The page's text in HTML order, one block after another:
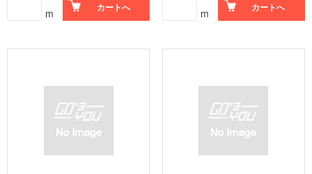
m カートへ m カートへ